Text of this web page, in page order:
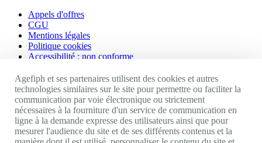
Appels d'offres
CGU
Mentions légales
Politique cookies
Accessibilité : non conforme
Nos autres sites
Site portail Agefiph
Activateur de progrès
Handinnov
Innovation et recherche
Agefiph et ses partenaires utilisent des cookies et autres
technologies similaires sur le site pour permettre ou faciliter la
communication par voie électronique ou strictement
nécessaires à la fourniture d'un service de communication en
ligne à la demande expresse des utilisateurs ainsi que pour
mesurer l'audience du site et de ses différents contenus et la